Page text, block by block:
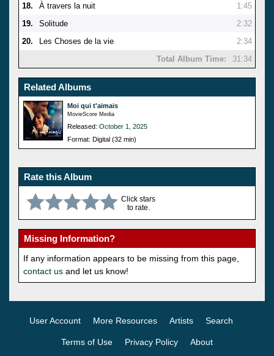
18.
À travers la nuit
1:45
19.
Solitude
2:32
20.
Les Choses de la vie
2:34
Total Album Time:
31:34
Related Albums
Moi qui t'aimais
MovieScore Media
Released: October 1, 2025
Format: Digital (32 min)
Rate this Album
Click stars
to rate.
Missing Information?
If any information appears to be missing from this page,
contact us and let us know!
User Account More Resources Artists Search
Terms of Use Privacy Policy About